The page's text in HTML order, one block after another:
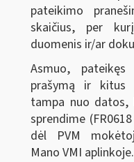
pateikimo
skaičius, per
duomenis ir/ar
Asmuo,
prašymą ir kitus
tampa nuo datos,
sprendime
dėl PVM
Mano VMI aplinkoje.